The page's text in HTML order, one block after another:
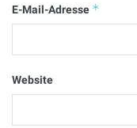
E-Mail-Adresse *
Website